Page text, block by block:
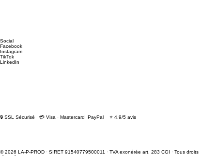
Social
Facebook
Instagram
TikTok
LinkedIn
© 2026 LA-P-PROD · SIRET 91540779500011 · TVA exonérée art. 283 CGI · Tous droits
🔒 SSL Sécurisé 💳 Visa · Mastercard PayPal ⭐ 4.9/5 avis